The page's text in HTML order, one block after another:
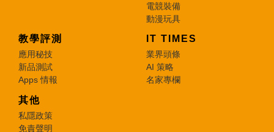
電競裝備
動漫玩具
教學評測
應用秘技
新品測試
Apps 情報
IT TIMES
業界頭條
AI 策略
名家專欄
其他
私隱政策
免責聲明